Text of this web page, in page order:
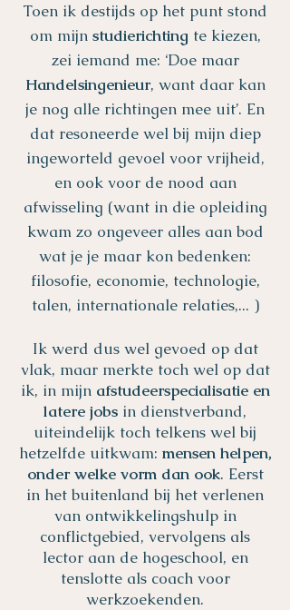
Toen ik destijds op het punt stond
om mijn studierichting te kiezen,
zei iemand me: ‘Doe maar
Handelsingenieur, want daar kan
je nog alle richtingen mee uit’. En
dat resoneerde wel bij mijn diep
ingeworteld gevoel voor vrijheid,
en ook voor de nood aan
afwisseling (want in die opleiding
kwam zo ongeveer alles aan bod
wat je je maar kon bedenken:
filosofie, economie, technologie,
talen, internationale relaties,... )
Ik werd dus wel gevoed op dat
vlak, maar merkte toch wel op dat
ik, in mijn afstudeerspecialisatie en
latere jobs in dienstverband,
uiteindelijk toch telkens wel bij
hetzelfde uitkwam: mensen helpen,
onder welke vorm dan ook. Eerst
in het buitenland bij het verlenen
van ontwikkelingshulp in
conflictgebied, vervolgens als
lector aan de hogeschool, en
tenslotte als coach voor
werkzoekenden.